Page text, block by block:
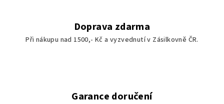
Doprava zdarma
Při nákupu nad 1500,- Kč a vyzvednutí v Zásilkovně ČR.
Garance doručení